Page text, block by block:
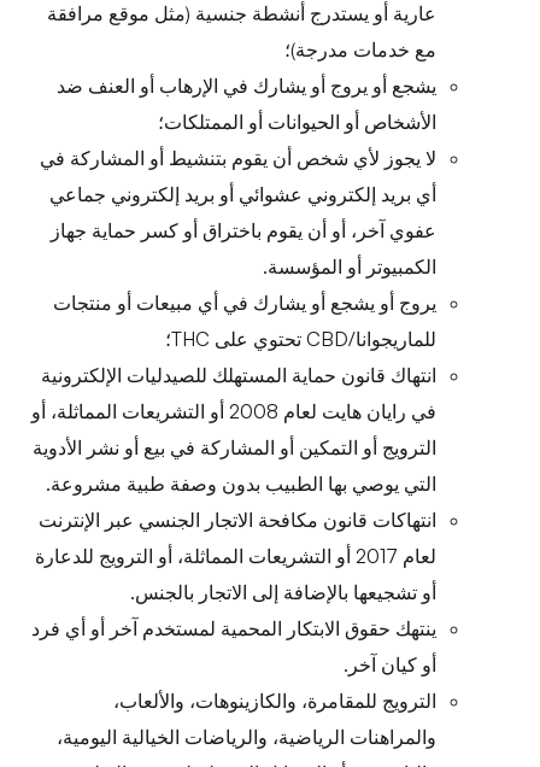
عارية أو يستدرج أنشطة جنسية (مثل موقع مرافقة
مع خدمات مدرجة)؛
يشجع أو يروج أو يشارك في الإرهاب أو العنف ضد
الأشخاص أو الحيوانات أو الممتلكات؛
لا يجوز لأي شخص أن يقوم بتنشيط أو المشاركة في
أي بريد إلكتروني عشوائي أو بريد إلكتروني جماعي
عفوي آخر، أو أن يقوم باختراق أو كسر حماية جهاز
الكمبيوتر أو المؤسسة.
يروج أو يشجع أو يشارك في أي مبيعات أو منتجات
للماريجوانا/CBD تحتوي على THC؛
انتهاك قانون حماية المستهلك للصيدليات الإلكترونية
في رايان هايت لعام 2008 أو التشريعات المماثلة، أو
الترويج أو التمكين أو المشاركة في بيع أو نشر الأدوية
التي يوصي بها الطبيب بدون وصفة طبية مشروعة.
انتهاكات قانون مكافحة الاتجار الجنسي عبر الإنترنت
لعام 2017 أو التشريعات المماثلة، أو الترويج للدعارة
أو تشجيعها بالإضافة إلى الاتجار بالجنس.
ينتهك حقوق الابتكار المحمية لمستخدم آخر أو أي فرد
أو كيان آخر.
الترويج للمقامرة، والكازينوهات، والألعاب،
والمراهنات الرياضية، والرياضات الخيالية اليومية،